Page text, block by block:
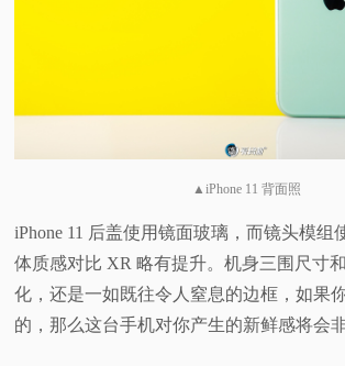
▲iPhone 11 背面照
iPhone 11 后盖使用镜面玻璃，而镜头模组
体质感对比 XR 略有提升。机身三围尺寸
化，还是一如既往令人窒息的边框，如果
的，那么这台手机对你产生的新鲜感将会非